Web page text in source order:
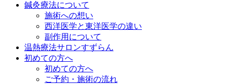
鍼灸療法について
施術への想い
西洋医学と東洋医学の違い
副作用について
温熱療法サロンすずらん
初めての方へ
初めての方へ
ご予約・施術の流れ